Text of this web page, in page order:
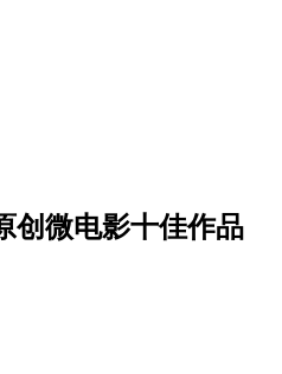
创微电影十佳作品